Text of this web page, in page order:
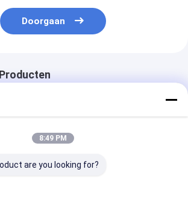
Doorgaan
8:49 PM
are you looking for?